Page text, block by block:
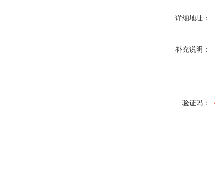
详细地址：
补充说明：
验证码：